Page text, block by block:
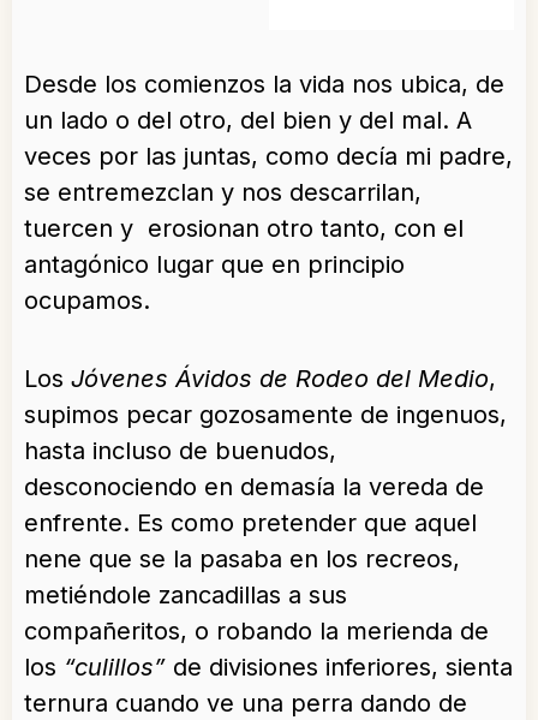
Desde los comienzos la vida nos ubica, de
un lado o del otro, del bien y del mal. A
veces por las juntas, como decía mi padre,
se entremezclan y nos descarrilan,
tuercen y erosionan otro tanto, con el
antagónico lugar que en principio
ocupamos.
Los Jóvenes Ávidos de Rodeo del Medio,
supimos pecar gozosamente de ingenuos,
hasta incluso de buenudos,
desconociendo en demasía la vereda de
enfrente. Es como pretender que aquel
nene que se la pasaba en los recreos,
metiéndole zancadillas a sus
compañeritos, o robando la merienda de
los “culillos” de divisiones inferiores, sienta
ternura cuando ve una perra dando de